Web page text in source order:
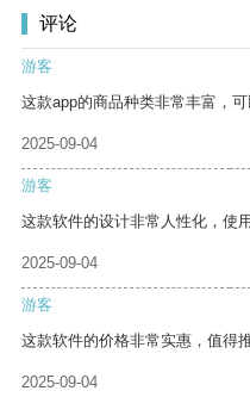
评论
游客
这款app的商品种类非常丰富，可
2025-09-04
游客
这款软件的设计非常人性化，使
2025-09-04
游客
这款软件的价格非常实惠，值得推
2025-09-04